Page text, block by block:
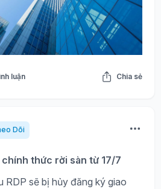
luận Chia sẻ
Dõi
thức rời sàn từ 17/7
RDP sẽ bị hủy đăng ký giao